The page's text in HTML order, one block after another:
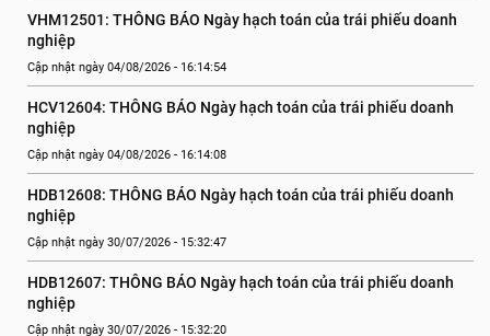
VHM12501: THÔNG BÁO Ngày hạch toán của trái phiếu doanh
nghiệp
Cập nhật ngày 04/08/2026 - 16:14:54
HCV12604: THÔNG BÁO Ngày hạch toán của trái phiếu doanh
nghiệp
Cập nhật ngày 04/08/2026 - 16:14:08
HDB12608: THÔNG BÁO Ngày hạch toán của trái phiếu doanh
nghiệp
Cập nhật ngày 30/07/2026 - 15:32:47
HDB12607: THÔNG BÁO Ngày hạch toán của trái phiếu doanh
nghiệp
Cập nhật ngày 30/07/2026 - 15:32:20